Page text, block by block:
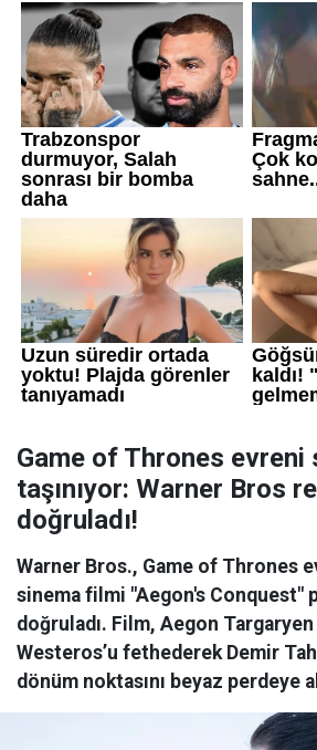
Game of Thrones evreni
taşınıyor: Warner Bros
doğruladı!
Warner Bros., Game of Thrones
sinema filmi "Aegon's Conquest"
doğruladı. Film, Aegon Targaryen
Westeros’u fethederek Demir
dönüm noktasını beyaz perdeye